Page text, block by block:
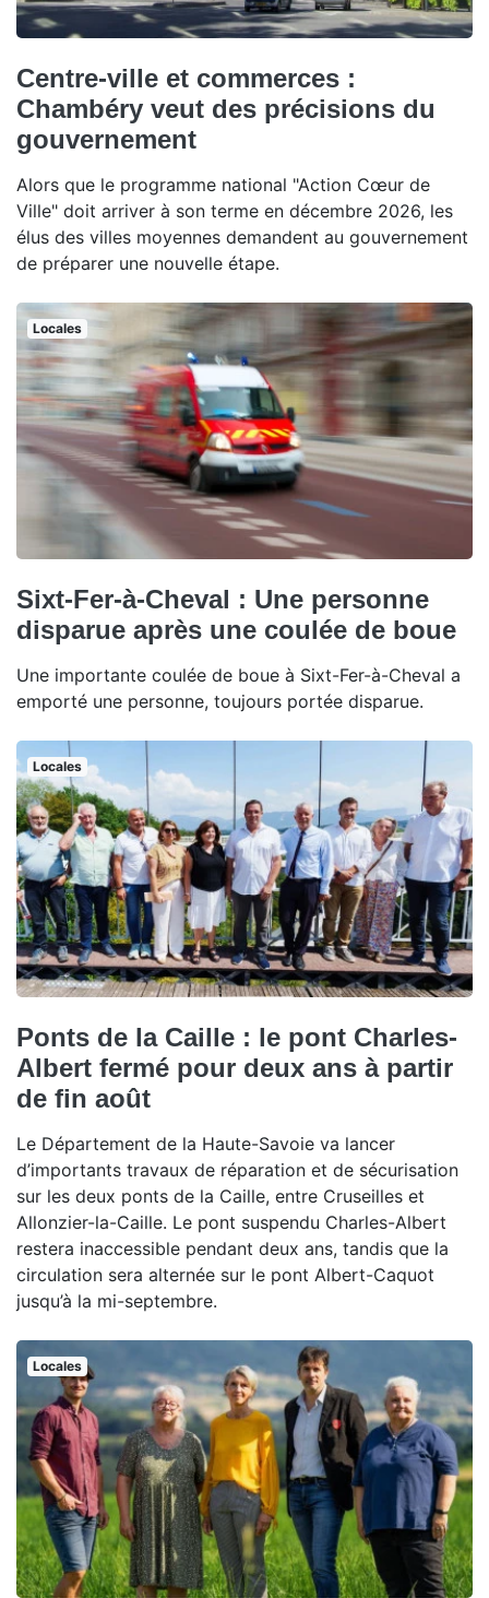
Centre-ville et commerces :
Chambéry veut des précisions du
gouvernement
Alors que le programme national "Action Cœur de
Ville" doit arriver à son terme en décembre 2026, les
élus des villes moyennes demandent au gouvernement
de préparer une nouvelle étape.
Locales
Sixt-Fer-à-Cheval : Une personne
disparue après une coulée de boue
Une importante coulée de boue à Sixt-Fer-à-Cheval a
emporté une personne, toujours portée disparue.
Locales
Ponts de la Caille : le pont Charles-
Albert fermé pour deux ans à partir
de fin août
Le Département de la Haute-Savoie va lancer
d’importants travaux de réparation et de sécurisation
sur les deux ponts de la Caille, entre Cruseilles et
Allonzier-la-Caille. Le pont suspendu Charles-Albert
restera inaccessible pendant deux ans, tandis que la
circulation sera alternée sur le pont Albert-Caquot
jusqu’à la mi-septembre.
Locales